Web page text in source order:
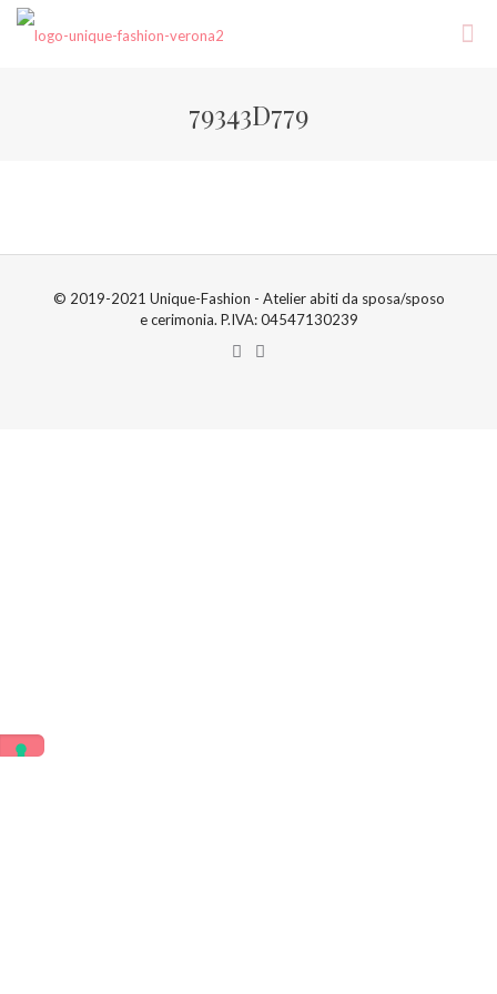
79343D779
© 2019-2021 Unique-Fashion - Atelier abiti da sposa/sposo
e cerimonia. P.IVA: 04547130239